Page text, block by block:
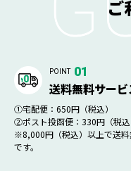
ご
POINT 01
送料無料サービ
①宅配便：650円（税込）
②ポスト投函便：330円（税込
※8,000円（税込）以上で送
です。